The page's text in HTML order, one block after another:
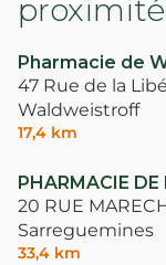
proximité
Pharmacie de
47 Rue de la
Waldweistroff
17,4 km
PHARMACIE
20 RUE
Sarreguemines
33,4 km